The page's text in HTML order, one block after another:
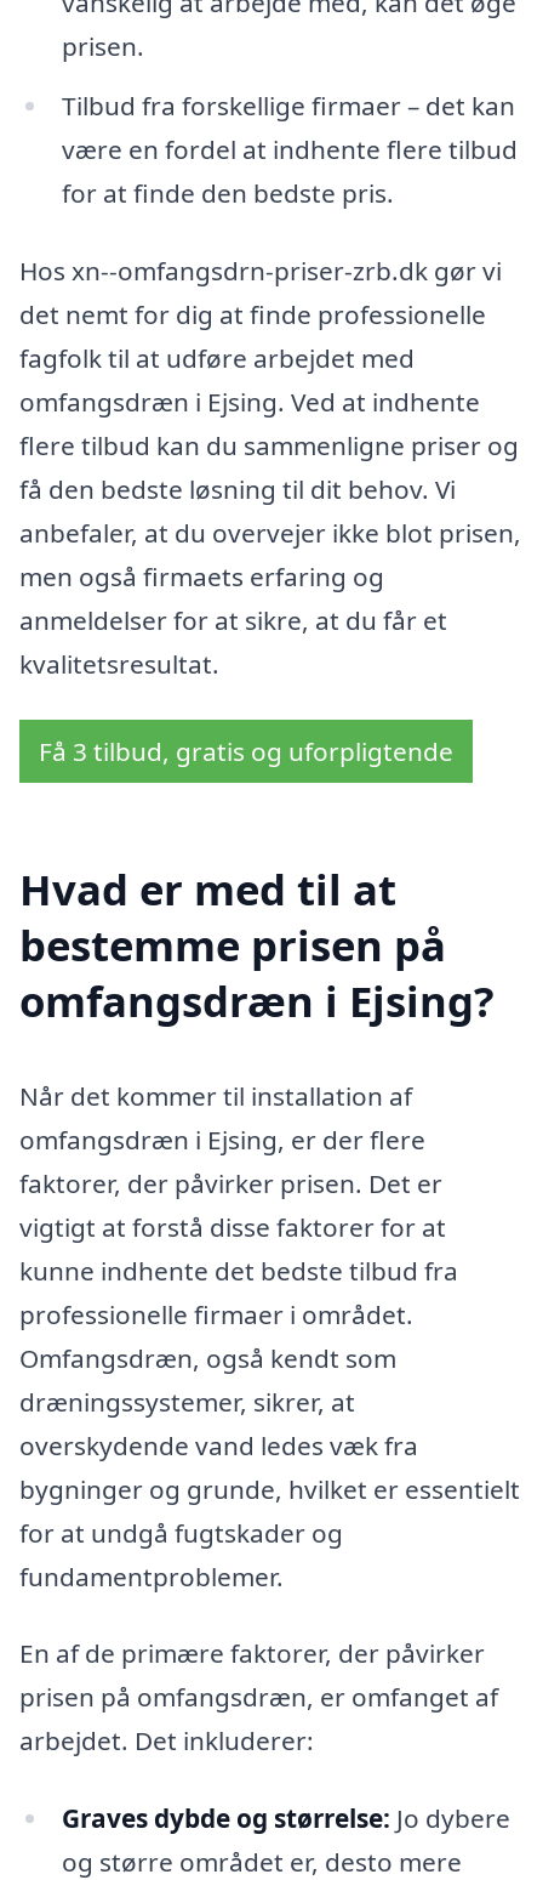
prisen.
Tilbud fra forskellige firmaer – det kan
være en fordel at indhente flere tilbud
for at finde den bedste pris.
Hos xn--omfangsdrn-priser-zrb.dk gør vi
det nemt for dig at finde professionelle
fagfolk til at udføre arbejdet med
omfangsdræn i Ejsing. Ved at indhente
flere tilbud kan du sammenligne priser og
få den bedste løsning til dit behov. Vi
anbefaler, at du overvejer ikke blot prisen,
men også firmaets erfaring og
anmeldelser for at sikre, at du får et
kvalitetsresultat.
Få 3 tilbud, gratis og uforpligtende
Hvad er med til at
bestemme prisen på
omfangsdræn i Ejsing?
Når det kommer til installation af
omfangsdræn i Ejsing, er der flere
faktorer, der påvirker prisen. Det er
vigtigt at forstå disse faktorer for at
kunne indhente det bedste tilbud fra
professionelle firmaer i området.
Omfangsdræn, også kendt som
dræningssystemer, sikrer, at
overskydende vand ledes væk fra
bygninger og grunde, hvilket er essentielt
for at undgå fugtskader og
fundamentproblemer.
En af de primære faktorer, der påvirker
prisen på omfangsdræn, er omfanget af
arbejdet. Det inkluderer:
Graves dybde og størrelse: Jo dybere
og større området er, desto mere